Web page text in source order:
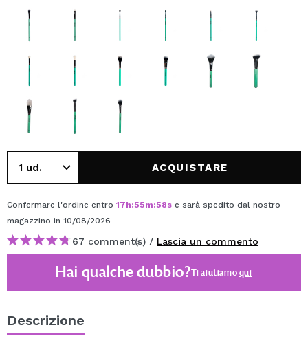
ACQUISTARE
Confermare l'ordine entro 17h:55m:58s e sarà spedito dal nostro
magazzino in 10/08/2026
67 comment(s) / Lascia un commento
Hai qualche dubbio?Ti aiutiamoqui
Descrizione